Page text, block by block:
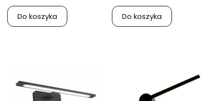
Do koszyka Do koszyka